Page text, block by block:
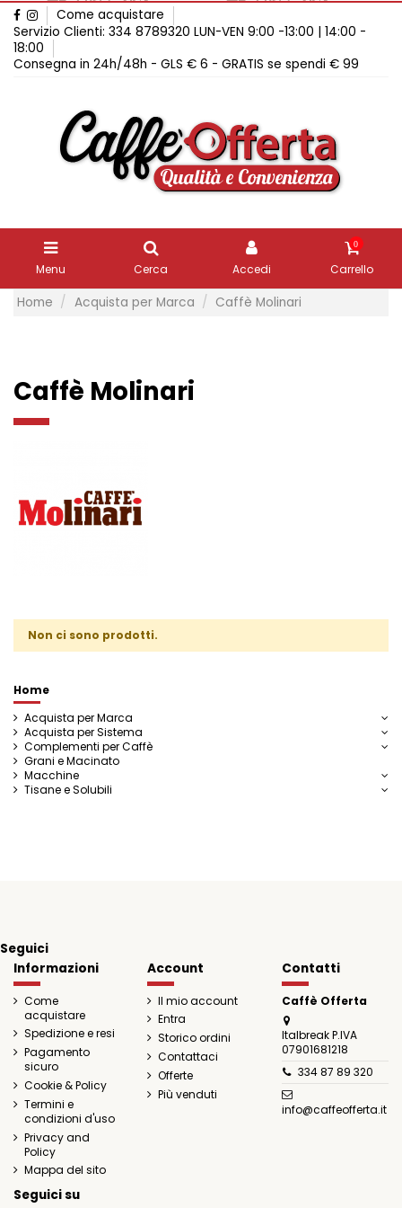
Come acquistare
Servizio Clienti: 334 8789320 LUN-VEN 9:00 -13:00 | 14:00 -
18:00
Consegna in 24h/48h - GLS € 6 - GRATIS se spendi € 99
Menu Cerca Accedi
0
Carrello
Home Acquista per Marca Caffè Molinari
Caffè Molinari
Non ci sono prodotti.
Home
Acquista per Marca
Acquista per Sistema
Complementi per Caffè
Grani e Macinato
Macchine
Tisane e Solubili
Seguici
Informazioni
Come
acquistare
Spedizione e resi
Pagamento
sicuro
Cookie & Policy
Termini e
condizioni d'uso
Privacy and
Policy
Mappa del sito
Account
Il mio account
Entra
Storico ordini
Contattaci
Offerte
Più venduti
Contatti
Caffè Offerta
Italbreak P.IVA
07901681218
334 87 89 320
info@caffeofferta.it
Seguici su